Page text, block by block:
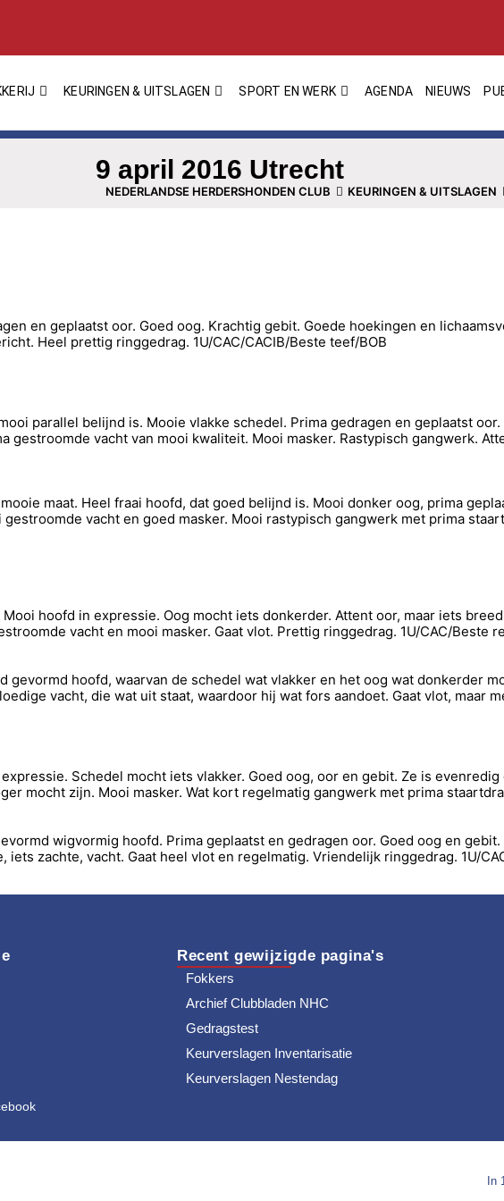
KEURINGEN & UITSLAGEN SPORT EN WERK AGENDA NIEUWS
9 april 2016 Utrecht
NEDERLANDSE HERDERSHONDEN CLUB KEURINGEN & UITSLAGEN
en geplaatst oor. Goed oog. Krachtig gebit. Goede hoekingen en
Heel prettig ringgedrag. 1U/CAC/CACIB/Beste teef/BOB
parallel belijnd is. Mooie vlakke schedel. Prima gedragen en geplaatst
vacht van mooi kwaliteit. Mooi masker. Rastypisch gangwerk.
maat. Heel fraai hoofd, dat goed belijnd is. Mooi donker oog, prima
vacht en goed masker. Mooi rastypisch gangwerk met prima
hoofd in expressie. Oog mocht iets donkerder. Attent oor, maar iets
vacht en mooi masker. Gaat vlot. Prettig ringgedrag. 1U/CAC/Beste
hoofd, waarvan de schedel wat vlakker en het oog wat donkerder
vacht, die wat uit staat, waardoor hij wat fors aandoet. Gaat vlot, maar
Schedel mocht iets vlakker. Goed oog, oor en gebit. Ze is
mocht zijn. Mooi masker. Wat kort regelmatig gangwerk met prima
wigvormig hoofd. Prima geplaatst en gedragen oor. Goed oog en
zachte, vacht. Gaat heel vlot en regelmatig. Vriendelijk ringgedrag. 1U/
Recent gewijzigde pagina's
Fokkers
Archief Clubbladen NHC
Gedragstest
Keurverslagen Inventarisatie
Keurverslagen Nestendag
In